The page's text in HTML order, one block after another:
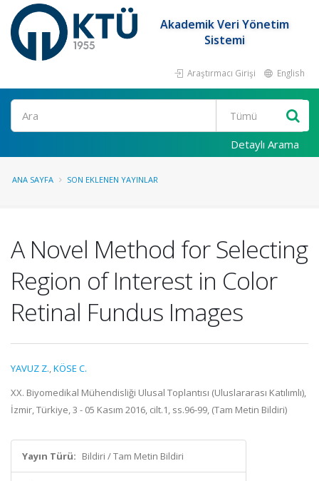
Akademik Veri Yönetim
Sistemi
Araştırmacı Girişi English
Ara
Detaylı Arama
ANA SAYFA SON EKLENEN YAYINLAR
A Novel Method for Selecting
Region of Interest in Color
Retinal Fundus Images
YAVUZ Z.,KÖSE C.
XX. Biyomedikal Mühendisliği Ulusal Toplantısı (Uluslararası Katılımlı),
İzmir, Türkiye, 3 - 05 Kasım 2016, cilt.1, ss.96-99, (Tam Metin Bildiri)
Yayın Türü: Bildiri / Tam Metin Bildiri